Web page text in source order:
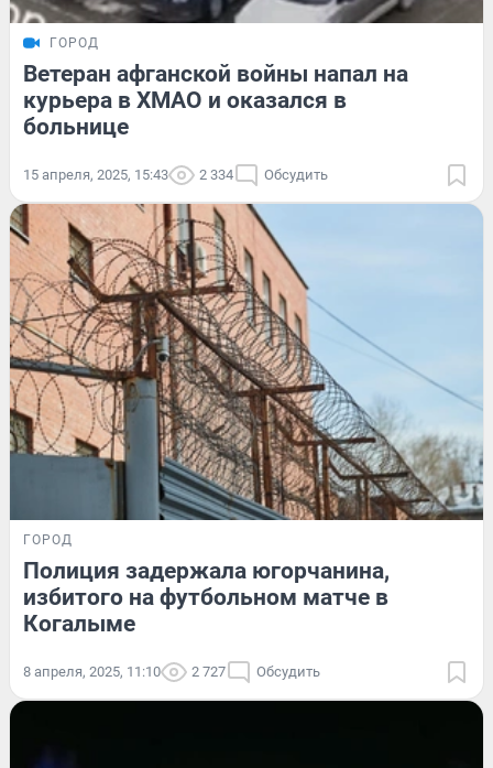
ГОРОД
Ветеран афганской войны напал на
курьера в ХМАО и оказался в
больнице
15 апреля, 2025, 15:43 2 334 Обсудить
ГОРОД
Полиция задержала югорчанина,
избитого на футбольном матче в
Когалыме
8 апреля, 2025, 11:10 2 727 Обсудить